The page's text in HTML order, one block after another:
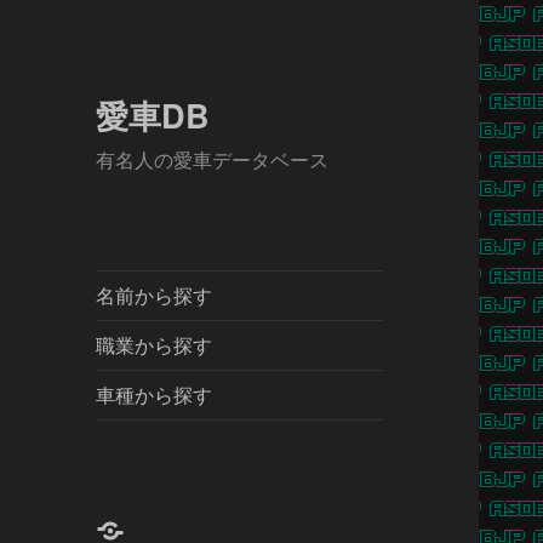
愛車DB
有名人の愛車データベース
名前から探す
職業から探す
車種から探す
X